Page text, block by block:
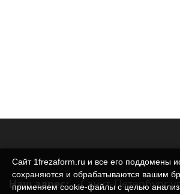
Наш адрес: Санкт-Петербург
Сайт 1frezaform.ru и все его поддомены
сохраняются и обрабатываются вашим
применяем cookie‑файлы с целью